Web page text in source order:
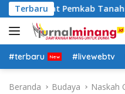
a
g
u
Terbaru
Pejabat Pemkab Tanah
#terbaru #livewebtv
Beranda Budaya
Naskah